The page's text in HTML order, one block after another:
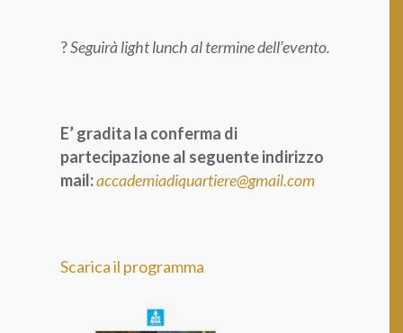
?Seguirà light lunch al termine dell’evento.
E’ gradita la conferma di
partecipazione al seguente indirizzo
mail:accademiadiquartiere@gmail.com
Scarica il programma